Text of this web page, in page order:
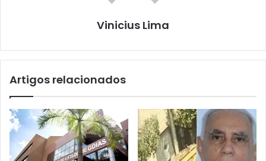
Vinicius Lima
Artigos relacionados